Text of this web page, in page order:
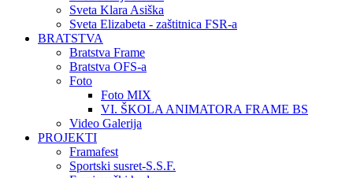
Sveta Klara Asiška
Sveta Elizabeta - zaštitnica FSR-a
BRATSTVA
Bratstva Frame
Bratstva OFS-a
Foto
Foto MIX
VI. ŠKOLA ANIMATORA FRAME BS
Video Galerija
PROJEKTI
Framafest
Sportski susret-S.S.F.